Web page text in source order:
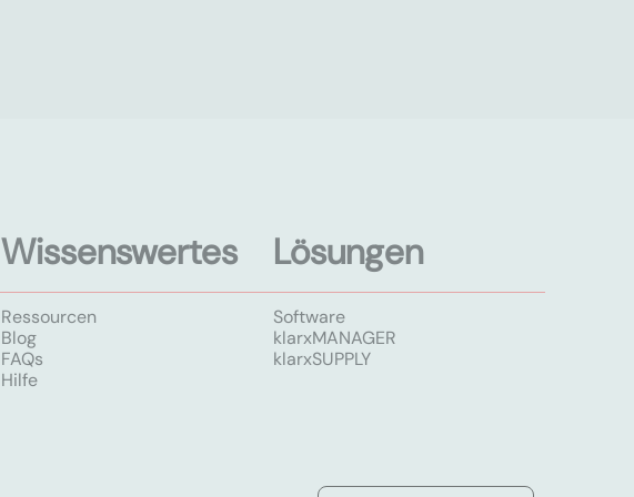
Wissenswertes
Ressourcen
Blog
FAQs
Hilfe
Lösungen
Software
klarxMANAGER
klarxSUPPLY